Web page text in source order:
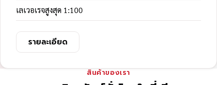
เลเวอเรจสูงสุด 1:100
รายละเอียด
สินค้าของเรา